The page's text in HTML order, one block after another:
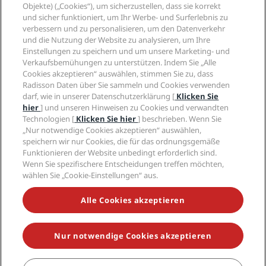
„Sports Approved“-Hotels
Familienfreundliche Hotels
Gesundheit & Sicherheit
Medien
Karriere RHG
Karriere PPHE
Karrieren EHL
The Club by RHG
Entwicklungsmöglichkeiten
Responsible Business – Unser Engagement
Einkauf
Privacy Centre
Rechtliche Hinweise
Radisson Rewards Geschäftsbedingungen
Website-Nutzungsvereinbarung
Digitale Barrierefreiheit
Moderne Sklaverei – Erklärung
Hilfe
Verbrauchermeldungen
Kontakt
FAQ
Inhaltsübersicht
Soziale Medien
Marken von Radisson Hotels
VERPASSEN SIE NIEMALS UNSERE BELIEBTESTEN
ANGEBOTE
© 2026 Radisson Hotel Group.Alle Rechte vorbehalten. RHG Radisson
Hotel Group, Radisson, Radisson RED, Radisson Blu, Radisson Collection,
Radisson Individuals, Park Plaza, Park Inn, Country Inn & Suites, Prize by
Objekte) („Cookies“), um sicherzustellen, dass sie korrekt
und sicher funktioniert, um Ihr Werbe- und Surferlebnis zu
verbessern und zu personalisieren, um den Datenverkehr
und die Nutzung der Website zu analysieren, um Ihre
Einstellungen zu speichern und um unsere Marketing- und
Verkaufsbemühungen zu unterstützen. Indem Sie „Alle
Cookies akzeptieren“ auswählen, stimmen Sie zu, dass
Radisson Daten über Sie sammeln und Cookies verwenden
darf, wie in unserer Datenschutzerklärung [ Klicken Sie
hier] und unseren Hinweisen zu Cookies und verwandten
Technologien [ Klicken Sie hier] beschrieben. Wenn Sie
„Nur notwendige Cookies akzeptieren“ auswählen,
speichern wir nur Cookies, die für das ordnungsgemäße
Funktionieren der Website unbedingt erforderlich sind.
Wenn Sie spezifischere Entscheidungen treffen möchten,
wählen Sie „Cookie-Einstellungen“ aus.
Alle Cookies akzeptieren
Nur notwendige Cookies akzeptieren